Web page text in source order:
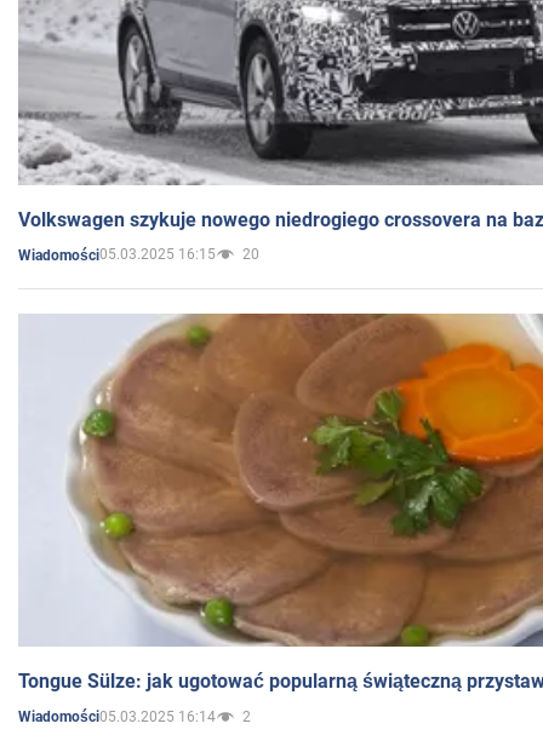
Volkswagen szykuje nowego niedrogiego crossovera na
Wiadomości05.03.2025 16:15 20
Tongue Sülze: jak ugotować popularną świąteczną
Wiadomości05.03.2025 16:14 2